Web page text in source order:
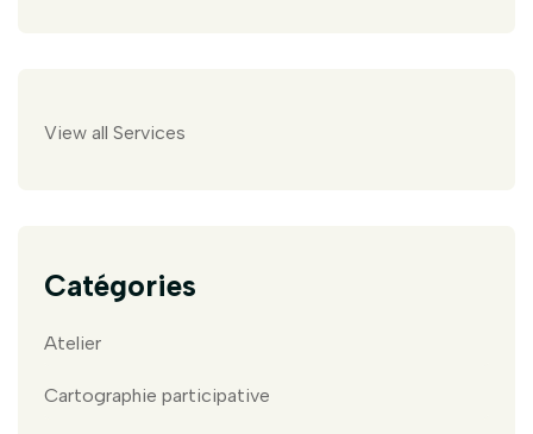
View all Services
Catégories
Atelier
Cartographie participative